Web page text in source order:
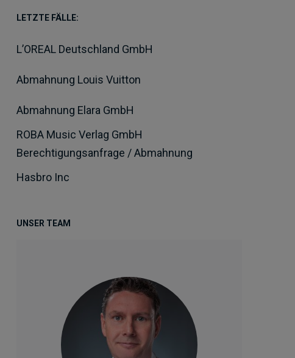
LETZTE FÄLLE:
L’OREAL Deutschland GmbH
Abmahnung Louis Vuitton
Abmahnung Elara GmbH
ROBA Music Verlag GmbH
Berechtigungsanfrage / Abmahnung
Hasbro Inc
UNSER TEAM